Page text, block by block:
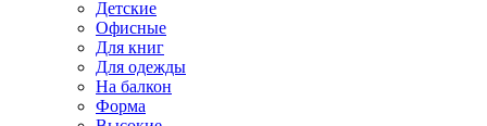
Детские
Офисные
Для книг
Для одежды
На балкон
Форма